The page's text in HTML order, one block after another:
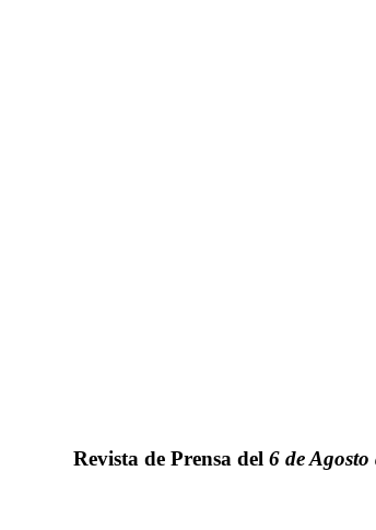
Revista de Prensa del 6 de Agosto